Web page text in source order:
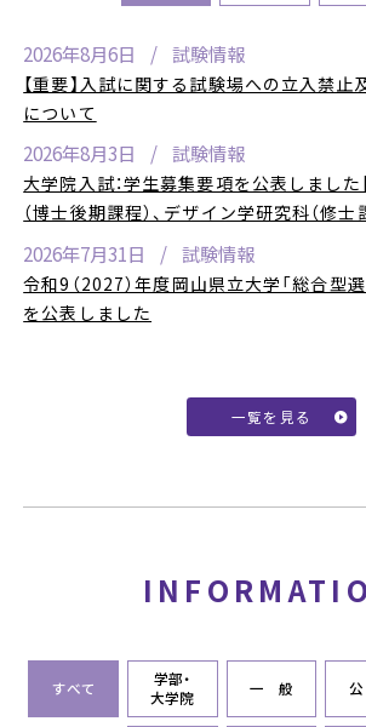
2026年8月6日 試験情報
【重要】入試に関する試験場への立入禁
について
2026年8月3日 試験情報
大学院入試：学生募集要項を公表しました
（博士後期課程）、デザイン学研究科（修士
2026年7月31日 試験情報
令和9（2027）年度岡山県立大学「総合型
を公表しました
一覧を見る
すべて
学部・
大学院
一 般